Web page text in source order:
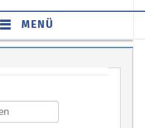
MENÜ